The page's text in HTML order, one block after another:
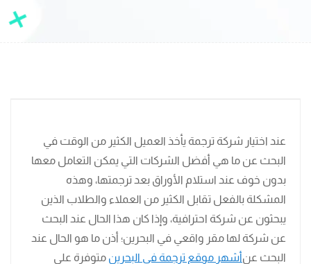
عند اختيار شركة ترجمة يأخذ العميل الكثير من الوقت في
البحث عن ما هي أفضل الشركات التي يمكن التعامل معها
بدون خوف عند استلام الأوراق بعد ترجمتها، وهذه
المشكلة بالفعل تقابل الكثير من العملاء والطلاب الذين
يبحثون عن شركة احترافية، وإذا كان هذا الحال عند البحث
عن شركة لها مقر واقعي في البحرين؛ أذن ما هو الحال عند
البحث عنأشهر موقع ترجمة في البحرين متوفرة على